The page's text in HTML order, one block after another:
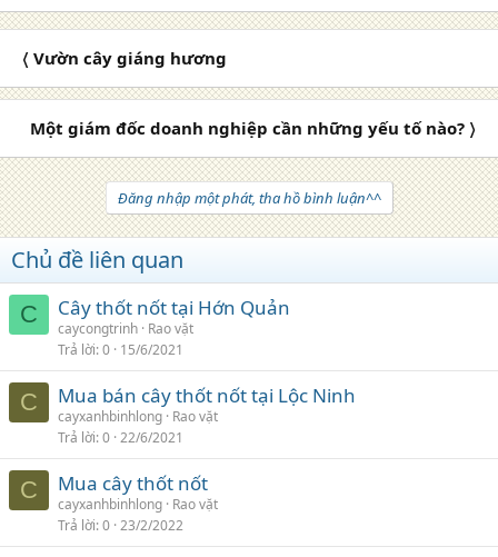
〈 Vườn cây giáng hương
Một giám đốc doanh nghiệp cần những yếu tố nào? 〉
Đăng nhập một phát, tha hồ bình luận^^
Chủ đề liên quan
C Cây thốt nốt tại Hớn Quản
caycongtrinh Rao vặt
Trả lời 0 15/6/2021
C Mua bán cây thốt nốt tại Lộc Ninh
cayxanhbinhlong Rao vặt
Trả lời 0 22/6/2021
C Mua cây thốt nốt
cayxanhbinhlong Rao vặt
Trả lời 0 23/2/2022